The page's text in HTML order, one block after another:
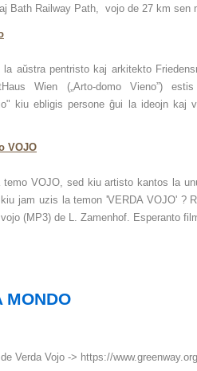
Bath Railway Path, vojo de 27 km sen
aŭstra pentristo kaj arkitekto
Wien („Arto-domo Vieno”)
kiu ebligis persone ĝui la ideojn kaj
VOJO
VOJO, sed kiu artisto kantos la
jam uzis la temon 'VERDA VOJO' ?
(MP3) de L. Zamenhof. Esperanto
MONDO
Verda Vojo -> https://